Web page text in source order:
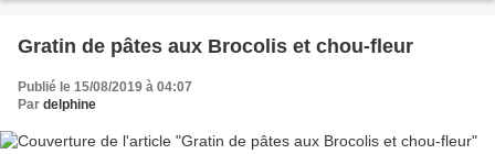
Gratin de pâtes aux Brocolis et chou-fleur
Publié le 15/08/2019 à 04:07
Par delphine